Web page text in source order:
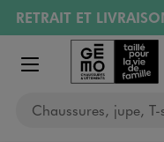
Aller au contenu
Aller à la navigation
RETRAIT ET
Retours OFFERTS
PAYEZ EN 3x SANS
RÉSERVATION
Afficher le menu
Chaussures, jupe,